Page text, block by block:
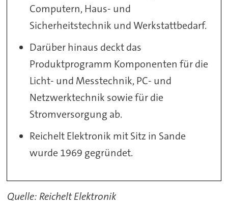
Computern, Haus- und
Sicherheitstechnik und Werkstattbedarf.
Darüber hinaus deckt das
Produktprogramm Komponenten für die
Licht- und Messtechnik, PC- und
Netzwerktechnik sowie für die
Stromversorgung ab.
Reichelt Elektronik mit Sitz in Sande
wurde 1969 gegründet.
Quelle: Reichelt Elektronik